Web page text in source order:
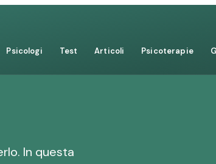
Psicologi Test Articoli Psicoterapie
In questa